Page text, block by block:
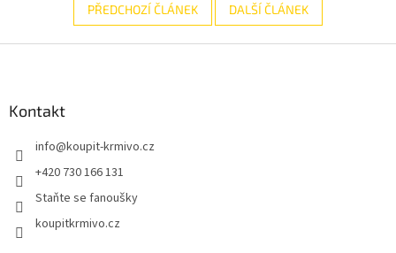
PŘEDCHOZÍ ČLÁNEK DALŠÍ ČLÁNEK
Kontakt
info@koupit-krmivo.cz
+420 730 166 131
Staňte se fanoušky
koupitkrmivo.cz